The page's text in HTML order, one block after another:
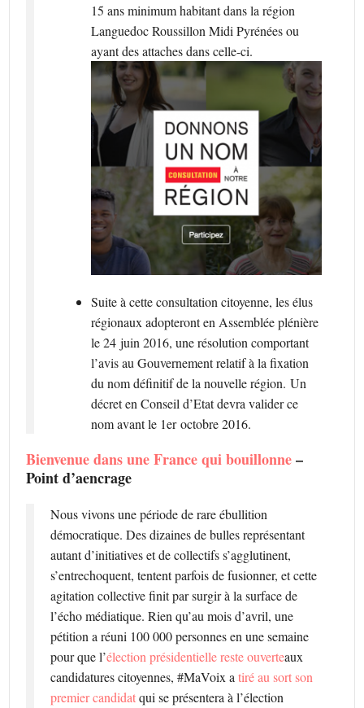
15 ans minimum habitant dans la région
Languedoc Roussillon Midi Pyrénées ou
ayant des attaches dans celle-ci.
Suite à cette consultation citoyenne, les élus
régionaux adopteront en Assemblée plénière
le 24 juin 2016, une résolution comportant
l’avis au Gouvernement relatif à la fixation
du nom définitif de la nouvelle région. Un
décret en Conseil d’Etat devra valider ce
nom avant le 1er octobre 2016.
Bienvenue dans une France qui bouillonne–
Point d’aencrage
Nous vivons une période de rare ébullition
démocratique. Des dizaines de bulles représentant
autant d’initiatives et de collectifs s’agglutinent,
s’entrechoquent, tentent parfois de fusionner, et cette
agitation collective finit par surgir à la surface de
l’écho médiatique. Rien qu’au mois d’avril, une
pétition a réuni 100 000 personnes en une semaine
pour que l’élection présidentielle reste ouverteaux
candidatures citoyennes, #MaVoix atiré au sort son
premier candidatqui se présentera à l’élection